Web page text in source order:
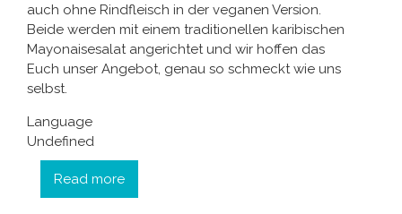
auch ohne Rindfleisch in der veganen Version.
Beide werden mit einem traditionellen karibischen
Mayonaisesalat angerichtet und wir hoffen das
Euch unser Angebot, genau so schmeckt wie uns
selbst.
Language
Undefined
Read more